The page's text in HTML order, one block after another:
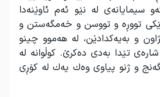
سیمایانەی لە نێو ئەم ئاوێنەدا
تووڕە و تووسن و خەمگەستن و
و بەیەكدادێن، لە هەموو چینو
تێدا بەدی دەكرێ. كوڵوانە لە
و ژنو پیاوی وەك یەك لە كۆڕی